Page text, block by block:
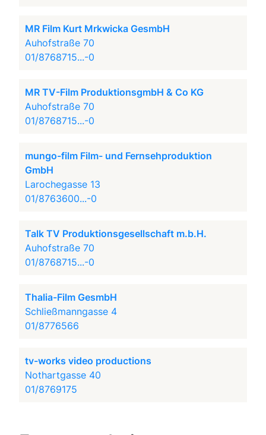
MR Film Kurt Mrkwicka GesmbH
Auhofstraße 70
01/8768715...-0
MR TV-Film ProduktionsgmbH & Co KG
Auhofstraße 70
01/8768715...-0
mungo-film Film- und Fernsehproduktion
GmbH
Larochegasse 13
01/8763600...-0
Talk TV Produktionsgesellschaft m.b.H.
Auhofstraße 70
01/8768715...-0
Thalia-Film GesmbH
Schließmanngasse 4
01/8776566
tv-works video productions
Nothartgasse 40
01/8769175